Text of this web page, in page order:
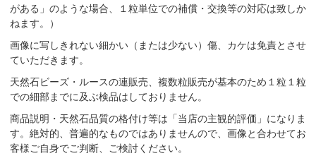
がある」のような場合、１粒単位での補償・交換等の対応は致しか
ねます。）
画像に写しきれない細かい（または少ない）傷、カケは免責とさせ
ていただきます。
天然石ビーズ・ルースの連販売、複数粒販売が基本のため１粒１粒
での細部までに及ぶ検品はしておりません。
商品説明・天然石品質の格付け等は「当店の主観的評価」になりま
す。絶対的、普遍的なものではありませんので、画像と合わせてお
客様ご自身でご判断、ご検討ください。